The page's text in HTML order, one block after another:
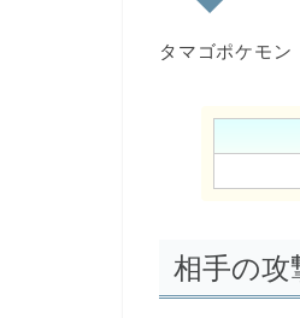
タマゴポケモン
相手の